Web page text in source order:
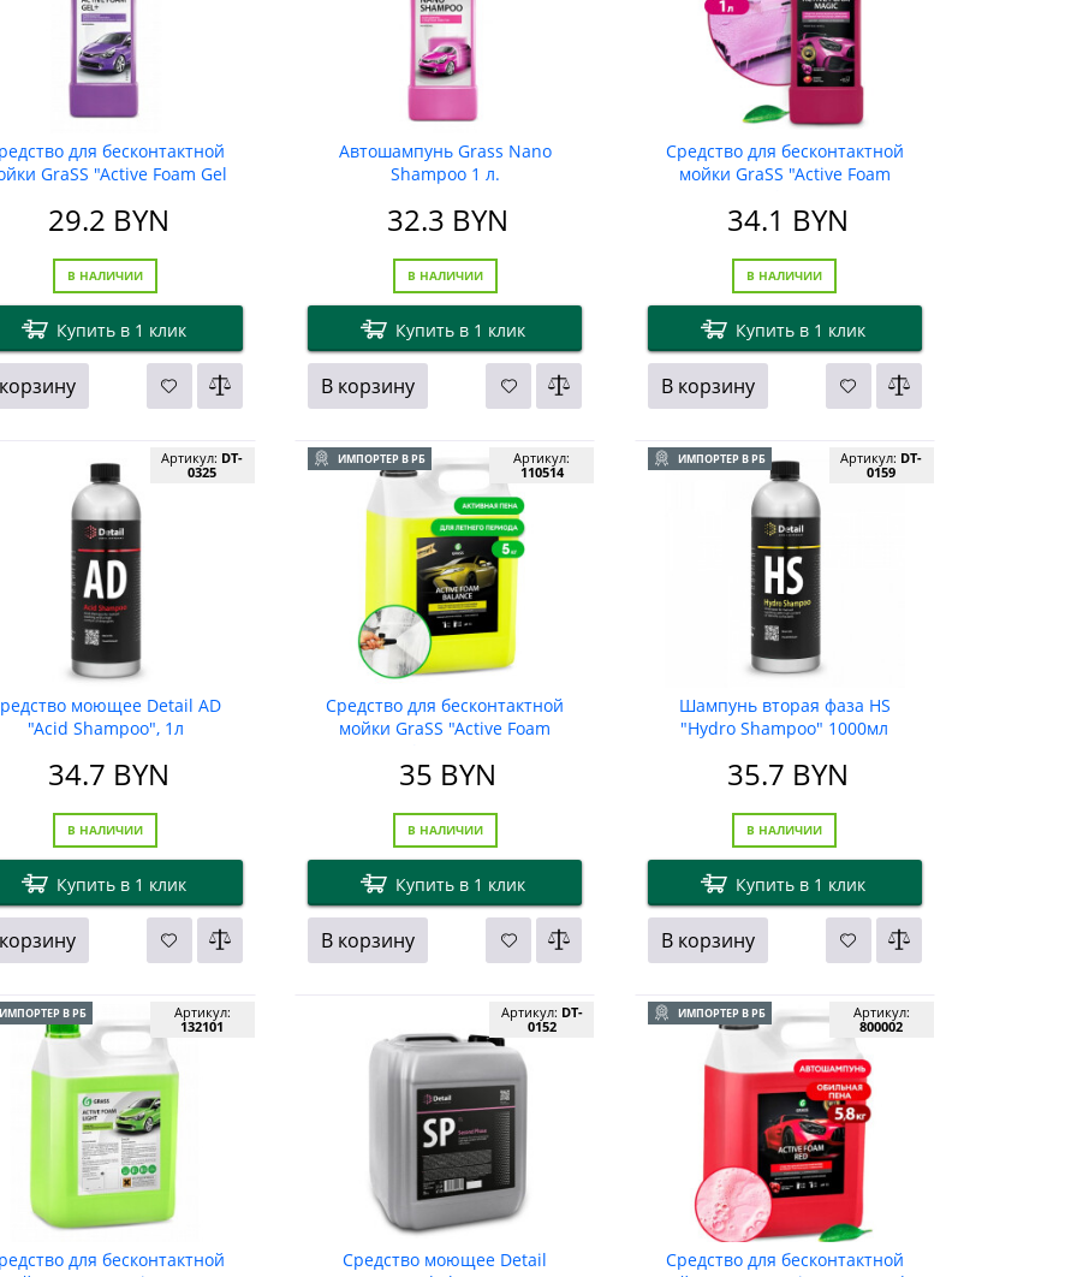
для бесконтактной
GraSS "Active Foam Gel
29.2 BYN
В НАЛИЧИИ
Купить в 1 клик
Автошампунь Grass Nano
Shampoo 1 л.
32.3 BYN
В НАЛИЧИИ
Купить в 1 клик
В корзину
Средство для бесконтактной
мойки GraSS "Active Foam
34.1 BYN
В НАЛИЧИИ
Купить в 1 клик
В корзину
моющее Detail AD
"Acid Shampoo", 1л
Артикул: DT-
0325
34.7 BYN
В НАЛИЧИИ
Купить в 1 клик
ИМПОРТЕР В РБ
Средство для бесконтактной
мойки GraSS "Active Foam
Артикул:
110514
35 BYN
В НАЛИЧИИ
Купить в 1 клик
В корзину
ИМПОРТЕР В РБ
Шампунь вторая фаза HS
"Hydro Shampoo" 1000мл
Артикул: DT-
0159
35.7 BYN
В НАЛИЧИИ
Купить в 1 клик
В корзину
В РБ
для бесконтактной
Артикул:
132101
Cредство моющее Detail
Артикул: DT-
0152
ИМПОРТЕР В РБ
Средство для бесконтактной
Артикул:
800002